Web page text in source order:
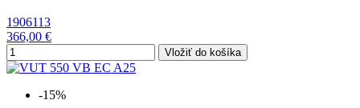
1906113
366,00 €
Vložiť do košíka
-15%